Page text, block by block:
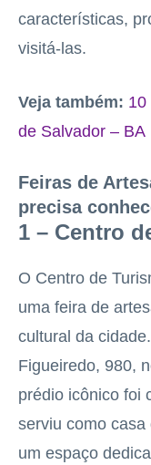
características,
visitá-las.
Veja também: 10
de Salvador – BA
Feiras de
precisa
1 – Centro
O Centro de
uma feira de
cultural da
Figueiredo, 980,
prédio icônico foi
serviu como
um espaço